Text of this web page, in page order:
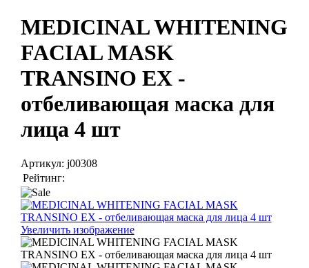
MEDICINAL WHITENING
FACIAL MASK
TRANSINO EX -
отбеливающая маска для
лица 4 шт
Артикул: j00308
Рейтинг:
Увеличить изображение